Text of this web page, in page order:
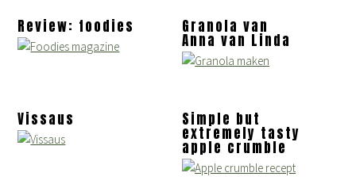
Review: foodies Granola van
Anna van Linda
Vissaus Simple but
extremely tasty
apple crumble